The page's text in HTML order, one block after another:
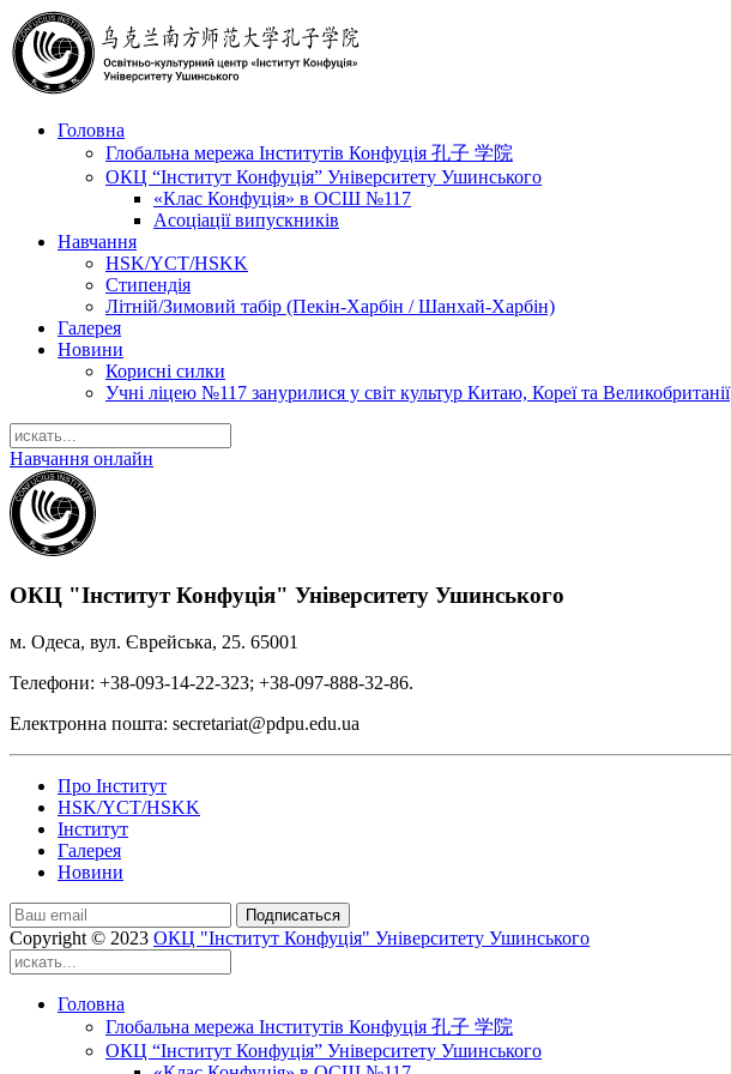
Головна
Глобальна мережа Інститутів Конфуція 孔子 学院
ОКЦ “Інститут Конфуція” Університету Ушинського
«Клас Конфуція» в ОСШ №117
Асоціації випускників
Навчання
HSK/YCT/HSKK
Стипендія
Літній/Зимовий табір (Пекін-Харбін / Шанхай-Харбін)
Галерея
Новини
Корисні силки
Учні ліцею №117 занурилися у світ культур Китаю, Кореї та Великобританії
Навчання онлайн
ОКЦ "Інститут Конфуція" Університету Ушинського
м. Одеса, вул. Єврейська, 25. 65001
Телефони: +38-093-14-22-323; +38-097-888-32-86.
Електронна пошта: secretariat@pdpu.edu.ua
Про Інститут
HSK/YCT/HSKK
Інститут
Галерея
Новини
Подписаться
Copyright © 2023 ОКЦ "Інститут Конфуція" Університету Ушинського
Головна
Глобальна мережа Інститутів Конфуція 孔子 学院
ОКЦ “Інститут Конфуція” Університету Ушинського